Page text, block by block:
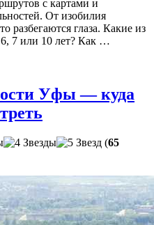
с картами и
От изобилия
разбегаются глаза. Какие из
7 или 10 лет? Как …
Уфы — куда
(65